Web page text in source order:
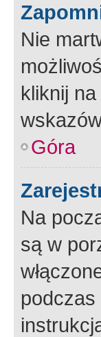
Nie
kliknij na
Góra
Na
są w